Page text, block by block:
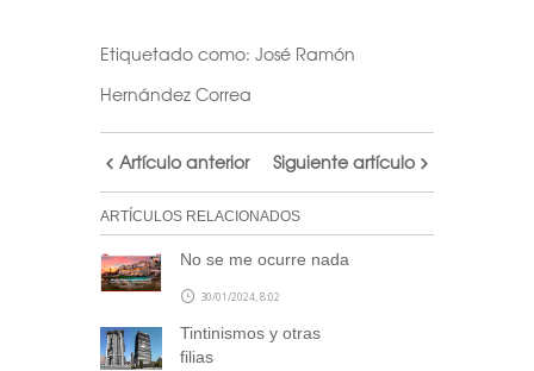
Etiquetado como: José Ramón
Hernández Correa
Artículo anterior Siguiente artículo
ARTÍCULOS RELACIONADOS
No se me ocurre nada
30/01/2024, 8:02
Tintinismos y otras
filias